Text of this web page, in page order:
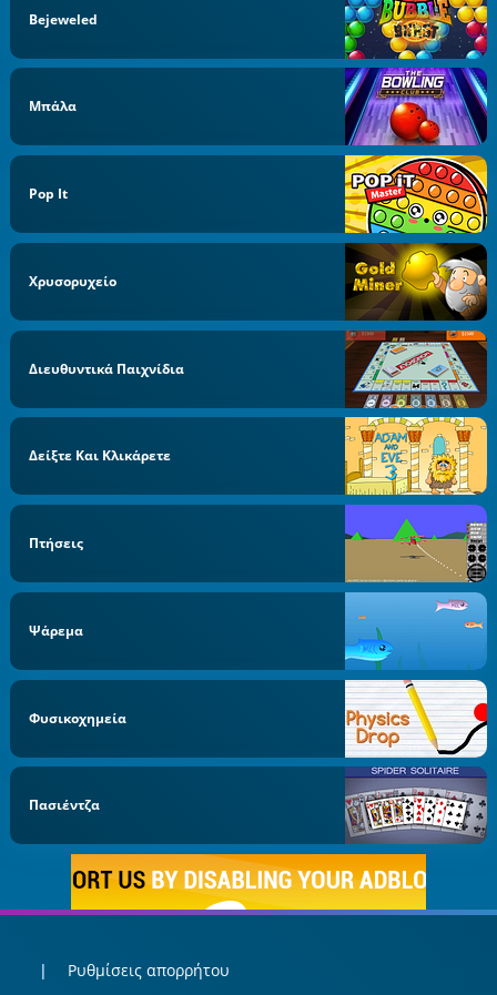
Bejeweled
Μπάλα
Pop It
Χρυσορυχείο
Διευθυντικά Παιχνίδια
Δείξτε Και Κλικάρετε
Πτήσεις
Ψάρεμα
Φυσικοχημεία
Πασιέντζα
Ρυθμίσεις απορρήτου